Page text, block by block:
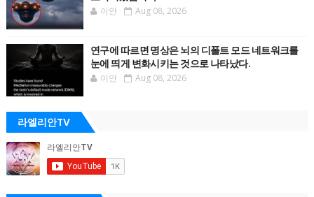
이안 Aug 08, 2026
연구에 따르면 명상은 뇌의 디폴트 모드 네트워크를
눈에 띄게 변화시키는 것으로 나타났다.
이안 Aug 08, 2026
라엘리안TV